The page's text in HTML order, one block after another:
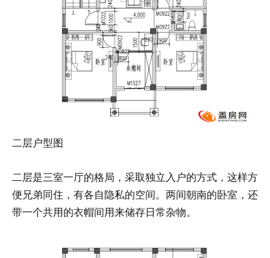
二层户型图
二层是三室一厅的格局，采取独立入户的方式，这样方
便兄弟同住，有各自隐私的空间。两间朝南的卧室，还
带一个共用的衣帽间用来储存日常杂物。